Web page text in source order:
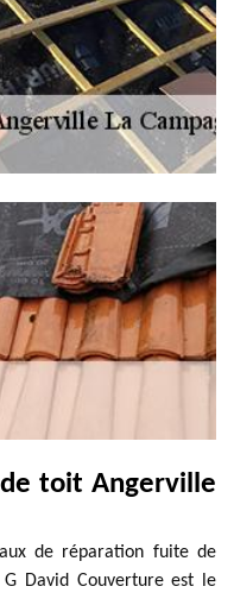
toit Angerville
de réparation fuite de
David Couverture est le